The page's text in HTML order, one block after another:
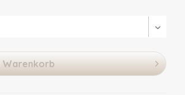
Warenkorb